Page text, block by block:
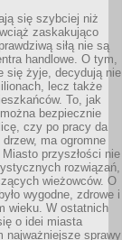
się szybciej niż
zaskakująco
siłą nie są
handlowe. O tym,
się żyje, decydują nie
lecz także
To, jak
bezpiecznie
czy po pracy da
ma ogromne
przyszłości nie
rozwiązań,
wieżowców. O
wygodne, zdrowe i
wieku. W ostatnich
o idei miasta
najważniejsze sprawy